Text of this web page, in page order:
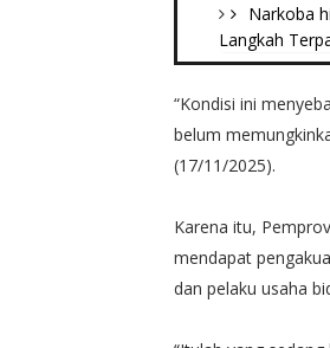
Narkoba
Langkah
“Kondisi ini
belum
(17/11/2025).
Karena itu,
mendapat
dan pelaku usaha